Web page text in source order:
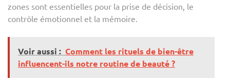
zones sont essentielles pour la prise de décision, le
contrôle émotionnel et la mémoire.
Voir aussi : Comment les rituels de bien-être
influencent-ils notre routine de beauté ?